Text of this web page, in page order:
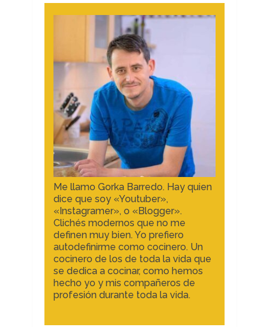
Me llamo Gorka Barredo. Hay quien
dice que soy «Youtuber»,
«Instagramer», o «Blogger».
Clichés modernos que no me
definen muy bien. Yo prefiero
autodefinirme como cocinero. Un
cocinero de los de toda la vida que
se dedica a cocinar, como hemos
hecho yo y mis compañeros de
profesión durante toda la vida.